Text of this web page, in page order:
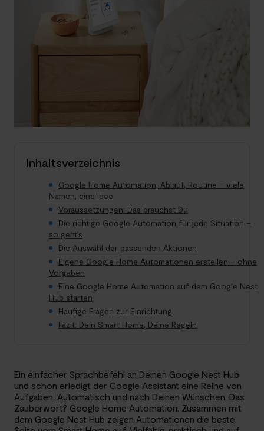
Inhaltsverzeichnis
Google Home Automation, Ablauf, Routine – viele
Namen, eine Idee
Voraussetzungen: Das brauchst Du
Die richtige Google Automation für jede Situation –
so geht’s
Die Auswahl der passenden Aktionen
Eigene Google Home Automationen erstellen – ohne
Vorgaben
Eine Google Home Automation auf dem Google Nest
Hub starten
Häufige Fragen zur Einrichtung
Fazit: Dein Smart Home, Deine Regeln
Ein einfacher Sprachbefehl an Deinen Google Nest Hub
und schon erledigt der Google Assistant eine Reihe von
Aufgaben. Automatisch und nach Deinen Wünschen. Das
Zauberwort? Google Home Automation. Zusammen mit
dem Google Nest Hub zeigen Automationen die beste